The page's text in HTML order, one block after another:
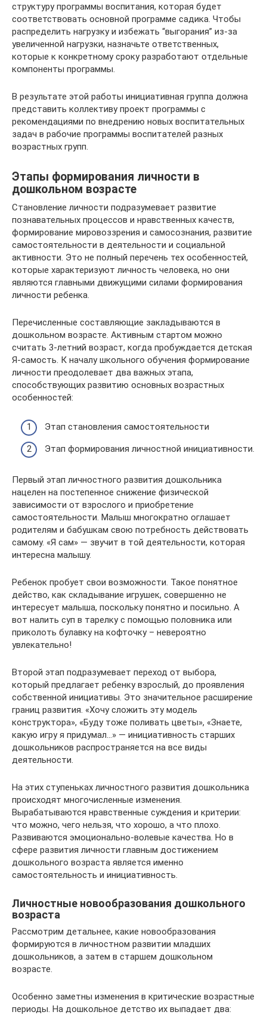
структуру программы воспитания, которая будет
соответствовать основной программе садика. Чтобы
распределить нагрузку и избежать “выгорания” из-за
увеличенной нагрузки, назначьте ответственных,
которые к конкретному сроку разработают отдельные
компоненты программы.
В результате этой работы инициативная группа должна
представить коллективу проект программы с
рекомендациями по внедрению новых воспитательных
задач в рабочие программы воспитателей разных
возрастных групп.
Этапы формирования личности в
дошкольном возрасте
Становление личности подразумевает развитие
познавательных процессов и нравственных качеств,
формирование мировоззрения и самосознания, развитие
самостоятельности в деятельности и социальной
активности. Это не полный перечень тех особенностей,
которые характеризуют личность человека, но они
являются главными движущими силами формирования
личности ребенка.
Перечисленные составляющие закладываются в
дошкольном возрасте. Активным стартом можно
считать 3-летний возраст, когда пробуждается детская
Я-самость. К началу школьного обучения формирование
личности преодолевает два важных этапа,
способствующих развитию основных возрастных
особенностей:
Этап становления самостоятельности
Этап формирования личностной инициативности.
Первый этап личностного развития дошкольника
нацелен на постепенное снижение физической
зависимости от взрослого и приобретение
самостоятельности. Малыш многократно оглашает
родителям и бабушкам свою потребность действовать
самому. «Я сам» — звучит в той деятельности, которая
интересна малышу.
Ребенок пробует свои возможности. Такое понятное
действо, как складывание игрушек, совершенно не
интересует малыша, поскольку понятно и посильно. А
вот налить суп в тарелку с помощью половника или
приколоть булавку на кофточку – невероятно
увлекательно!
Второй этап подразумевает переход от выбора,
который предлагает ребенку взрослый, до проявления
собственной инициативы. Это значительное расширение
границ развития. «Хочу сложить эту модель
конструктора», «Буду тоже поливать цветы», «Знаете,
какую игру я придумал…» — инициативность старших
дошкольников распространяется на все виды
деятельности.
На этих ступеньках личностного развития дошкольника
происходят многочисленные изменения.
Вырабатываются нравственные суждения и критерии:
что можно, чего нельзя, что хорошо, а что плохо.
Развиваются эмоционально-волевые качества. Но в
сфере развития личности главным достижением
дошкольного возраста является именно
самостоятельность и инициативность.
Личностные новообразования дошкольного
возраста
Рассмотрим детальнее, какие новообразования
формируются в личностном развитии младших
дошкольников, а затем в старшем дошкольном
возрасте.
Особенно заметны изменения в критические возрастные
периоды. На дошкольное детство их выпадает два: